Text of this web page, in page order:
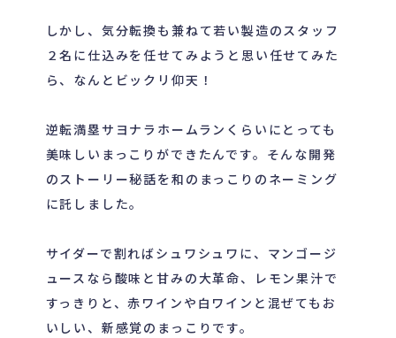
しかし、気分転換も兼ねて若い製造のスタッフ
２名に仕込みを任せてみようと思い任せてみた
ら、なんとビックリ仰天！
逆転満塁サヨナラホームランくらいにとっても
美味しいまっこりができたんです。そんな開発
のストーリー秘話を和のまっこりのネーミング
に託しました。
サイダーで割ればシュワシュワに、マンゴージ
ュースなら酸味と甘みの大革命、レモン果汁で
すっきりと、赤ワインや白ワインと混ぜてもお
いしい、新感覚のまっこりです。